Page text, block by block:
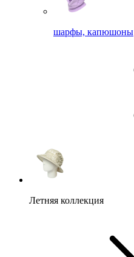
шарфы, капюшоны
Летняя коллекция